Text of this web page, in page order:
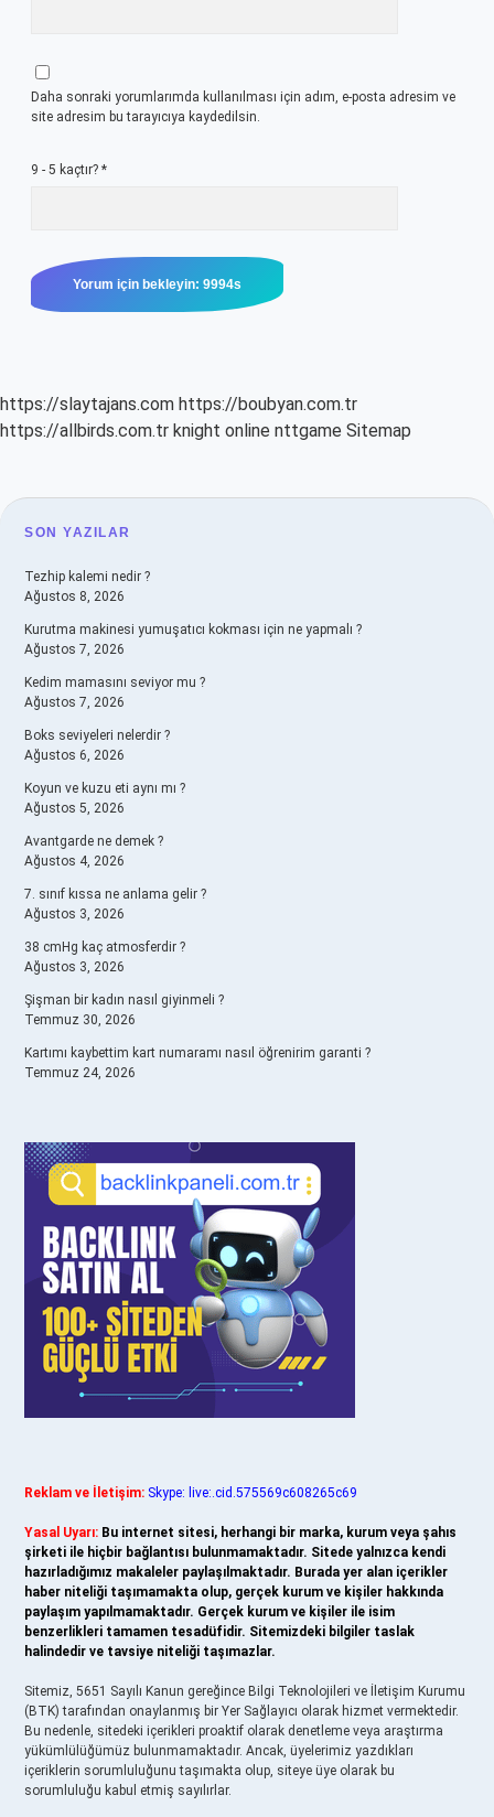
Daha sonraki yorumlarımda kullanılması için adım, e-posta adresim ve
site adresim bu tarayıcıya kaydedilsin.
9 - 5 kaçtır? *
https://slaytajans.com https://boubyan.com.tr
https://allbirds.com.tr knight online nttgame Sitemap
SIDEBAR
SON YAZILAR
Tezhip kalemi nedir ?
Ağustos 8, 2026
Kurutma makinesi yumuşatıcı kokması için ne yapmalı ?
Ağustos 7, 2026
Kedim mamasını seviyor mu ?
Ağustos 7, 2026
Boks seviyeleri nelerdir ?
Ağustos 6, 2026
Koyun ve kuzu eti aynı mı ?
Ağustos 5, 2026
Avantgarde ne demek ?
Ağustos 4, 2026
7. sınıf kıssa ne anlama gelir ?
Ağustos 3, 2026
38 cmHg kaç atmosferdir ?
Ağustos 3, 2026
Şişman bir kadın nasıl giyinmeli ?
Temmuz 30, 2026
Kartımı kaybettim kart numaramı nasıl öğrenirim garanti ?
Temmuz 24, 2026
Reklam ve İletişim: Skype: live:.cid.575569c608265c69
Yasal Uyarı: Bu internet sitesi, herhangi bir marka, kurum veya şahıs
şirketi ile hiçbir bağlantısı bulunmamaktadır. Sitede yalnızca kendi
hazırladığımız makaleler paylaşılmaktadır. Burada yer alan içerikler
haber niteliği taşımamakta olup, gerçek kurum ve kişiler hakkında
paylaşım yapılmamaktadır. Gerçek kurum ve kişiler ile isim
benzerlikleri tamamen tesadüfidir. Sitemizdeki bilgiler taslak
halindedir ve tavsiye niteliği taşımazlar.
Sitemiz, 5651 Sayılı Kanun gereğince Bilgi Teknolojileri ve İletişim Kurumu
(BTK) tarafından onaylanmış bir Yer Sağlayıcı olarak hizmet vermektedir.
Bu nedenle, sitedeki içerikleri proaktif olarak denetleme veya araştırma
yükümlülüğümüz bulunmamaktadır. Ancak, üyelerimiz yazdıkları
içeriklerin sorumluluğunu taşımakta olup, siteye üye olarak bu
sorumluluğu kabul etmiş sayılırlar.